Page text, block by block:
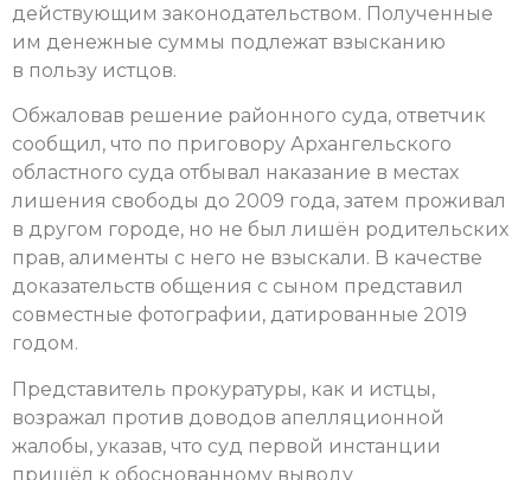
действующим законодательством. Полученные
им денежные суммы подлежат взысканию
в пользу истцов.
Обжаловав решение районного суда, ответчик
сообщил, что по приговору Архангельского
областного суда отбывал наказание в местах
лишения свободы до 2009 года, затем проживал
в другом городе, но не был лишён родительских
прав, алименты с него не взыскали. В качестве
доказательств общения с сыном представил
совместные фотографии, датированные 2019
годом.
Представитель прокуратуры, как и истцы,
возражал против доводов апелляционной
жалобы, указав, что суд первой инстанции
пришёл к обоснованному выводу